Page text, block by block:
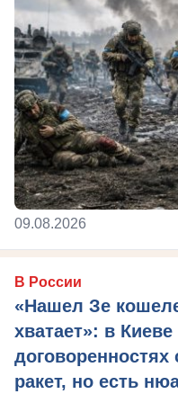
09.08.2026
В России
«Нашел Зе
хватает»: в
ракет, но есть